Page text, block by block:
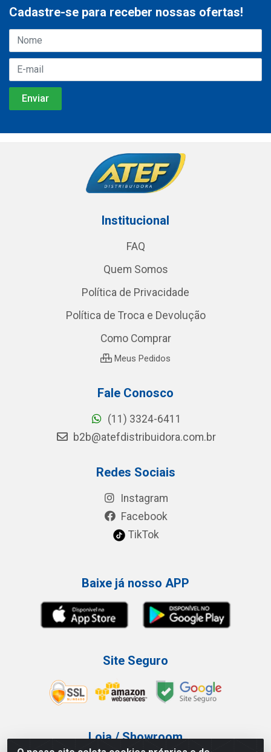
Cadastre-se para receber nossas ofertas!
Institucional
FAQ
Quem Somos
Política de Privacidade
Política de Troca e Devolução
Como Comprar
Meus Pedidos
Fale Conosco
(11) 3324-6411
b2b@atefdistribuidora.com.br
Redes Sociais
Instagram
Facebook
TikTok
Baixe já nosso APP
Site Seguro
Loja / Showroom